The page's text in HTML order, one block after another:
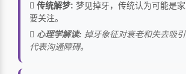
传统解梦: 梦见掉牙，传统认为可能是
要关注。
心理学解读: 掉牙象征对衰老和失去吸
代表沟通障碍。